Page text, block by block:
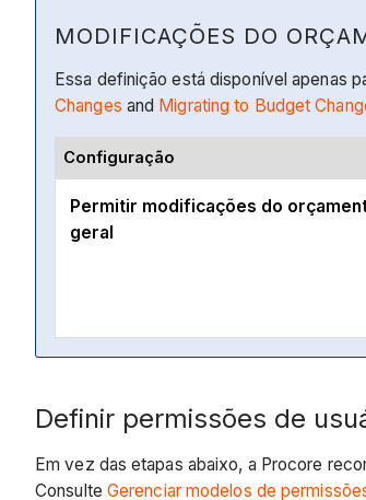
MODIFICAÇÕES DO
Essa definição está disponível apenas
Changes and Migrating to Budget
Configuração
Permitir modificações do
geral
Definir permissões de
Em vez das etapas abaixo, a Procore
Consulte Gerenciar modelos de